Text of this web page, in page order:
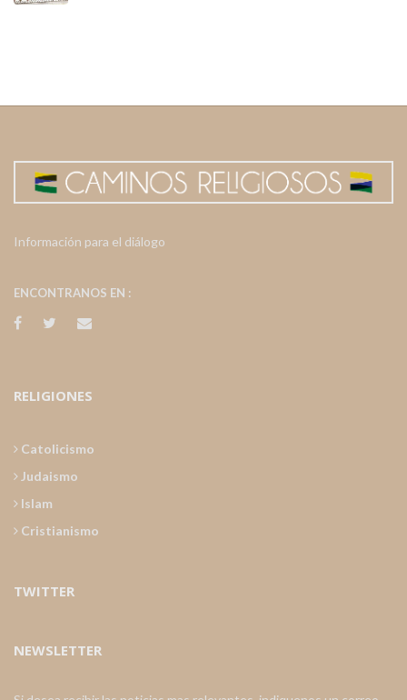
Información para el diálogo
ENCONTRANOS EN :
RELIGIONES
Catolicismo
Judaismo
Islam
Cristianismo
TWITTER
NEWSLETTER